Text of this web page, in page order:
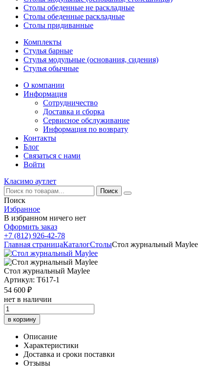
Столы обеденные не раскладные
Столы обеденные раскладные
Столы придиванные
Комплекты
Стулья барные
Стулья модульные (основания, сидения)
Стулья обычные
О компании
Информация
Сотрудничество
Доставка и сборка
Сервисное обслуживание
Информация по возврату
Контакты
Блог
Связаться с нами
Войти
Класимо аутлет
Поиск
Избранное
В избранном ничего нет
Оформить заказ
+7 (812) 926-42-78
Главная страницаКаталогСтолыСтол журнальный Maylee
Стол журнальный Maylee
Артикул: T617-1
54 600 ₽
нет в наличии
в корзину
Описание
Характеристики
Доставка и сроки поставки
Отзывы